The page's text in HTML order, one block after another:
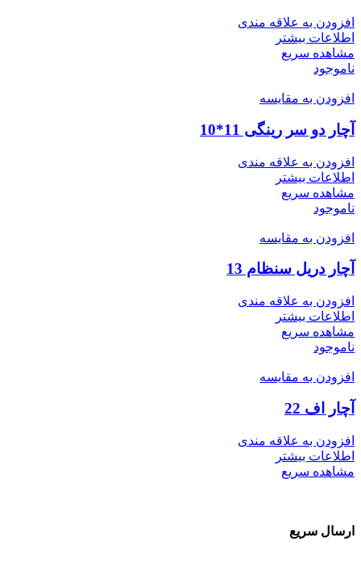
افزودن به علاقه مندی
اطلاعات بیشتر
مشاهده سریع
ناموجود
افزودن به مقایسه
آچار دو سر رینگی 11*10
افزودن به علاقه مندی
اطلاعات بیشتر
مشاهده سریع
ناموجود
افزودن به مقایسه
آچار دریل سنظام 13
افزودن به علاقه مندی
اطلاعات بیشتر
مشاهده سریع
ناموجود
افزودن به مقایسه
آچار اف 22
افزودن به علاقه مندی
اطلاعات بیشتر
مشاهده سریع
ارسال سریع